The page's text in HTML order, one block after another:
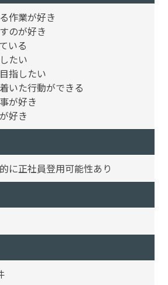
作業が好き
のが好き
いる
たい
指したい
いた行動ができる
が好き
好き
正社員登用可能性あり